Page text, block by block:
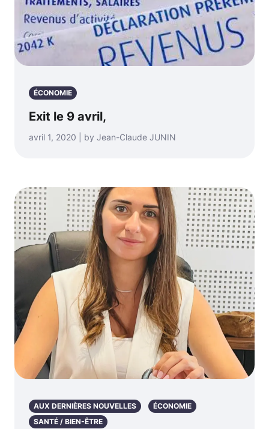
ÉCONOMIE
Exit le 9 avril,
avril 1, 2020 | by Jean-Claude JUNIN
AUX DERNIÈRES NOUVELLES
ÉCONOMIE
SANTÉ / BIEN-ÊTRE